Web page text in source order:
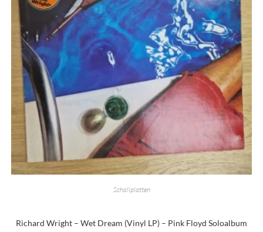
Schallplatten
Richard Wright – Wet Dream (Vinyl LP) – Pink Floyd Soloalbum